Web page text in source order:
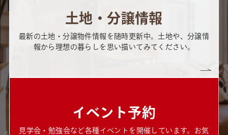
土地・分譲情報
最新の土地・分譲物件情報を随時更新中。土地や、分譲情
報から理想の暮らしを思い描いてみてください。
イベント予約
見学会・勉強会など各種イベントを開催しています。お気